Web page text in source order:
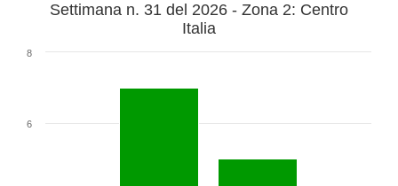
Settimana n. 31 del 2026 - Zona 2: Centro
Italia
6
8